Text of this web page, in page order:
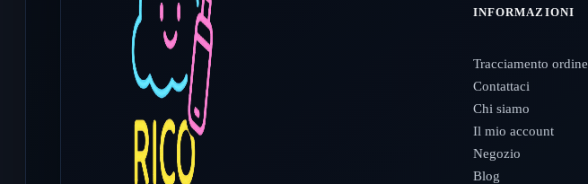
INFORMAZIONI
Tracciamento ordine
Contattaci
Chi siamo
Il mio account
Negozio
Blog